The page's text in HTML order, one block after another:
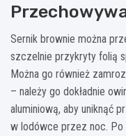
Sernik brownie można
szczelnie przykryty folią
Można go również
– należy go dokładnie
aluminiową, aby uniknąć
w lodówce przez noc. Po